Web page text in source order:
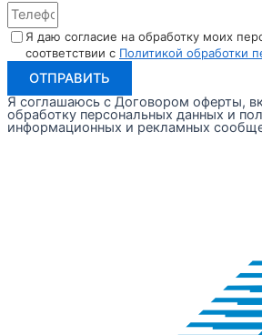
Я даю согласие на обработку моих
соответствии с Политикой обработки
ОТПРАВИТЬ
Я соглашаюсь с Договором оферты,
обработку персональных данных и
информационных и рекламных